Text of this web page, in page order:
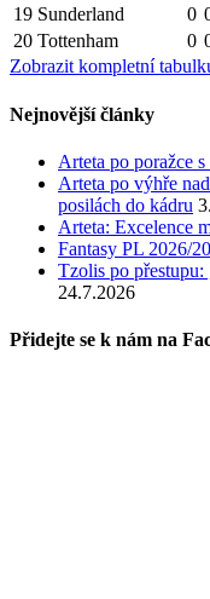
19 Sunderland 0
20 Tottenham 0
Zobrazit kompletní
Nejnovější články
Arteta po poražce
Arteta po výhře
posilách do kádru
Arteta: Excelence
Fantasy PL 2026/
Tzolis po
24.7.2026
Přidejte se k nám na